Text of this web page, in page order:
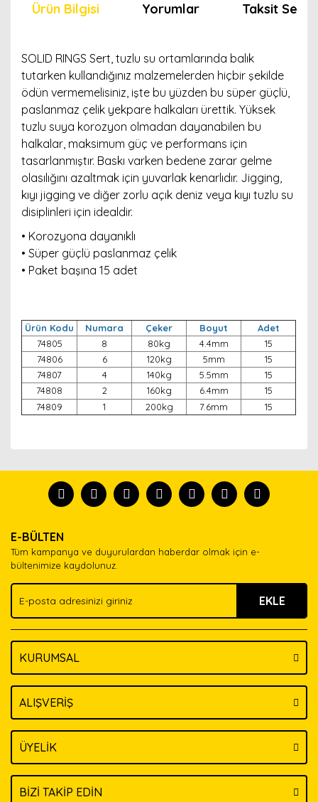
Ürün Bilgisi Yorumlar Taksit
SOLID RINGS Sert, tuzlu su ortamlarında balık
tutarken kullandığınız malzemelerden hiçbir şekilde
ödün vermemelisiniz, işte bu yüzden bu süper güçlü,
paslanmaz çelik yekpare halkaları ürettik. Yüksek
tuzlu suya korozyon olmadan dayanabilen bu
halkalar, maksimum güç ve performans için
tasarlanmıştır. Baskı varken bedene zarar gelme
olasılığını azaltmak için yuvarlak kenarlıdır. Jigging,
kıyı jigging ve diğer zorlu açık deniz veya kıyı tuzlu su
disiplinleri için idealdir.
• Korozyona dayanıklı
• Süper güçlü paslanmaz çelik
• Paket başına 15 adet
Ürün Kodu Numara Çeker Boyut
Adet
74805
8 80kg 4.4mm
15
74806
6 120kg 5mm
15
74807
4 140kg 5.5mm
15
74808
2 160kg 6.4mm
15
74809
1 200kg 7.6mm 15
tanısın.
formunu kullanarak tarafımıza iletebilirsiniz.
Görüş ve önerileriniz için teşekkür ederiz.
Ürün açıklamasında eksik bilgiler bulunuyor.
Ürün bilgilerinde hatalar bulunuyor.
Ürün fiyatı diğer sitelerden daha pahalı.
Bu ürüne benzer farklı alternatifler olmalı.
E-BÜLTEN
Tüm kampanya ve duyurulardan haberdar olmak için e-
bültenimize kaydolunuz.
EKLE
KURUMSAL
ALIŞVERİŞ
ÜYELİK
BİZİ TAKİP EDİN